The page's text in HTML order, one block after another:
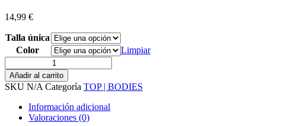
14,99 €
Talla única
Color
Limpiar
licra
cuello
cantidad
Añadir al carrito
SKU N/A Categoría TOP | BODIES
Información adicional
Valoraciones (0)